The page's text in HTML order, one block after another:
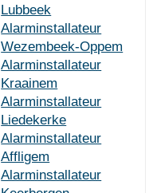
Lubbeek
Alarminstallateur
Wezembeek-Oppem
Alarminstallateur
Kraainem
Alarminstallateur
Liedekerke
Alarminstallateur
Affligem
Alarminstallateur